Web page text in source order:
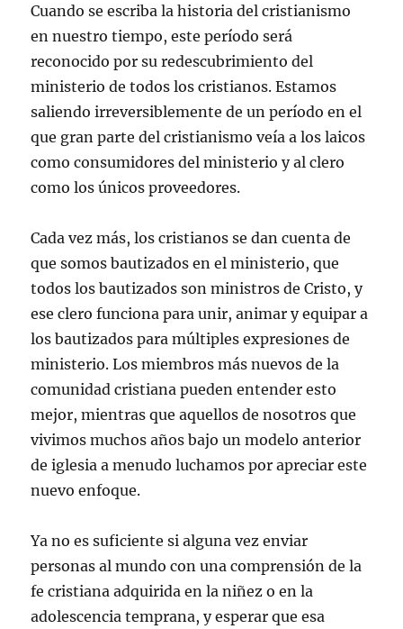
Cuando se escriba la historia del cristianismo
en nuestro tiempo, este período será
reconocido por su redescubrimiento del
ministerio de todos los cristianos. Estamos
saliendo irreversiblemente de un período en el
que gran parte del cristianismo veía a los laicos
como consumidores del ministerio y al clero
como los únicos proveedores.
Cada vez más, los cristianos se dan cuenta de
que somos bautizados en el ministerio, que
todos los bautizados son ministros de Cristo, y
ese clero funciona para unir, animar y equipar a
los bautizados para múltiples expresiones de
ministerio. Los miembros más nuevos de la
comunidad cristiana pueden entender esto
mejor, mientras que aquellos de nosotros que
vivimos muchos años bajo un modelo anterior
de iglesia a menudo luchamos por apreciar este
nuevo enfoque.
Ya no es suficiente si alguna vez enviar
personas al mundo con una comprensión de la
fe cristiana adquirida en la niñez o en la
adolescencia temprana, y esperar que esa